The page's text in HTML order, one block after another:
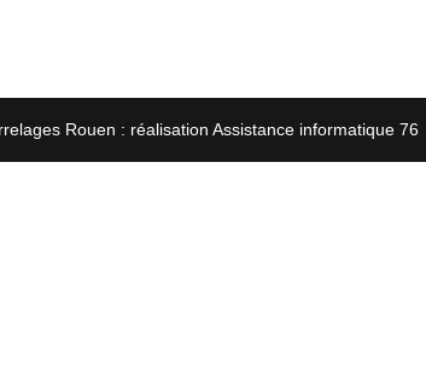
Rouen : réalisation Assistance informatique 76